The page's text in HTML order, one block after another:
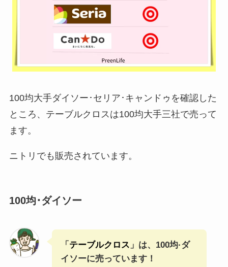
100均大手ダイソー･セリア･キャンドゥを確認した
ところ、テーブルクロスは100均大手三社で売って
ます。
ニトリでも販売されています。
100均･ダイソー
「 テーブルクロス 」は、100均·ダ
イソーに売っています！